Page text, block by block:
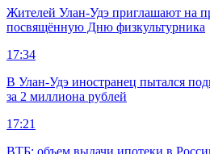
Жителей Улан-Удэ приглашают на
посвящённую Дню физкультурника
17:34
В Улан-Удэ иностранец пытался
за 2 миллиона рублей
17:21